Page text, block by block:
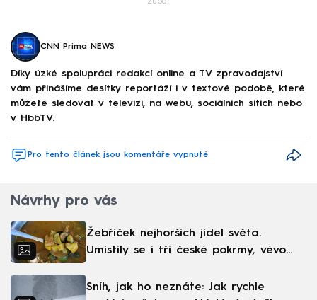
CNN Prima NEWS
Díky úzké spolupráci redakcí online a TV zpravodajství
vám přinášíme desítky reportáží i v textové podobě, které
můžete sledovat v televizi, na webu, sociálních sítích nebo
v HbbTV.
Pro tento článek jsou komentáře vypnuté
Návrhy pro vás
Žebříček nejhorších jídel světa.
Umístily se i tři české pokrmy, vévodí
Sníh, jak ho neznáte: Jak rychle